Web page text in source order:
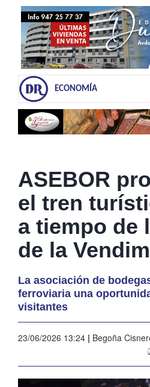
ECONOMÍA
ASEBOR
el tren
a tiempo de
de la
La asociación de
ferroviaria una
visitantes
23/06/2026 13:24 | Begoña